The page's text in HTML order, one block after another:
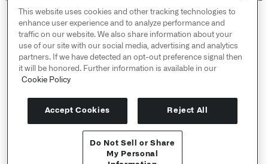
© 2026 Palantir Technologies Inc. All rights
reserved.
Cookies Statement ↗
Privacy Statement ↗
Terms of Use ↗
Do Not Sell or Share My Personal Information
This website uses cookies and other tracking technologies to
enhance user experience and to analyze performance and
traffic on our website. We also share information about your
use of our site with our social media, advertising and analytics
partners. If we have detected an opt-out preference signal then
it will be honored. Further information is available in our
Cookie Policy
Accept Cookies Reject All
Do Not Sell or Share
My Personal